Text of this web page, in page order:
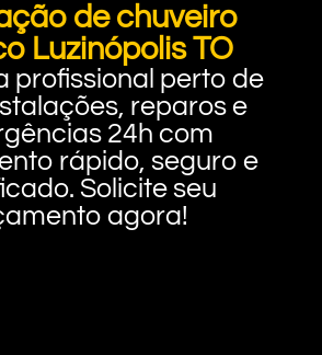
de chuveiro
Luzinópolis TO
profissional perto de
reparos e
24h com
rápido, seguro e
Solicite seu
agora!